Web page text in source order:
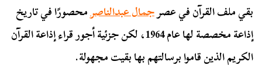
بقي ملف القرآن في عصرجمال عبدالناصرمحصورًا في تاريخ
إذاعة مخصصة لها عام 1964، لكن جزئية أجور قراء إذاعة القرآن
الكريم الذين قاموا برسالتهم بها بقيت مجهولة.